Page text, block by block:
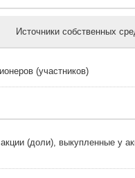
Источники собственных
(участников)
(доли), выкупленные у